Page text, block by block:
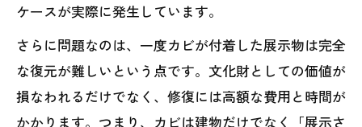
ケースが実際に発生しています。
さらに問題なのは、一度カビが付着した展示物は完全
な復元が難しいという点です。文化財としての価値が
損なわれるだけでなく、修復には高額な費用と時間が
かかります。つまり、カビは建物だけでなく「展示さ